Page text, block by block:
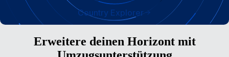
Country Explorer
Erweitere deinen Horizont mit